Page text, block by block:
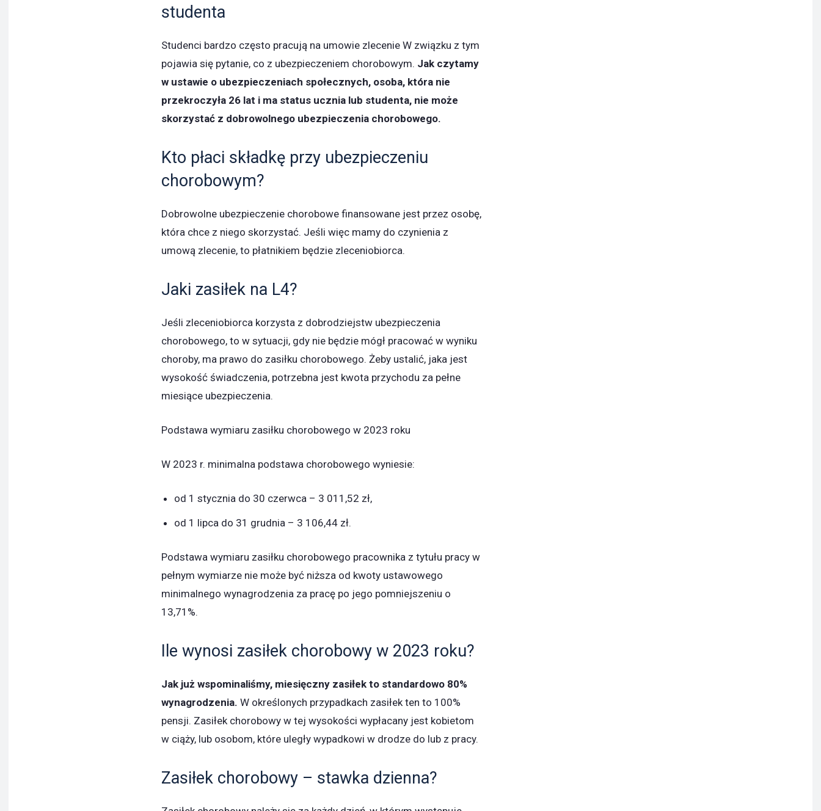
studenta
Studenci bardzo często pracują na umowie zlecenie W związku z tym
pojawia się pytanie, co z ubezpieczeniem chorobowym. Jak czytamy
w ustawie o ubezpieczeniach społecznych, osoba, która nie
przekroczyła 26 lat i ma status ucznia lub studenta, nie może
skorzystać z dobrowolnego ubezpieczenia chorobowego.
Kto płaci składkę przy ubezpieczeniu
chorobowym?
Dobrowolne ubezpieczenie chorobowe finansowane jest przez osobę,
która chce z niego skorzystać. Jeśli więc mamy do czynienia z
umową zlecenie, to płatnikiem będzie zleceniobiorca.
Jaki zasiłek na L4?
Jeśli zleceniobiorca korzysta z dobrodziejstw ubezpieczenia
chorobowego, to w sytuacji, gdy nie będzie mógł pracować w wyniku
choroby, ma prawo do zasiłku chorobowego. Żeby ustalić, jaka jest
wysokość świadczenia, potrzebna jest kwota przychodu za pełne
miesiące ubezpieczenia.
Podstawa wymiaru zasiłku chorobowego w 2023 roku
W 2023 r. minimalna podstawa chorobowego wyniesie:
od 1 stycznia do 30 czerwca – 3 011,52 zł,
od 1 lipca do 31 grudnia – 3 106,44 zł.
Podstawa wymiaru zasiłku chorobowego pracownika z tytułu pracy w
pełnym wymiarze nie może być niższa od kwoty ustawowego
minimalnego wynagrodzenia za pracę po jego pomniejszeniu o
13,71%.
Ile wynosi zasiłek chorobowy w 2023 roku?
Jak już wspominaliśmy, miesięczny zasiłek to standardowo 80%
wynagrodzenia. W określonych przypadkach zasiłek ten to 100%
pensji. Zasiłek chorobowy w tej wysokości wypłacany jest kobietom
w ciąży, lub osobom, które uległy wypadkowi w drodze do lub z pracy.
Zasiłek chorobowy – stawka dzienna?